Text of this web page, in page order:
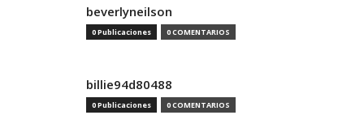
beverlyneilson
0 Publicaciones 0 COMENTARIOS
billie94d80488
0 Publicaciones 0 COMENTARIOS